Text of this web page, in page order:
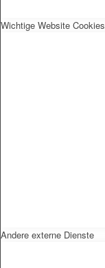
Wichtige Website Cookies
Andere externe Dienste